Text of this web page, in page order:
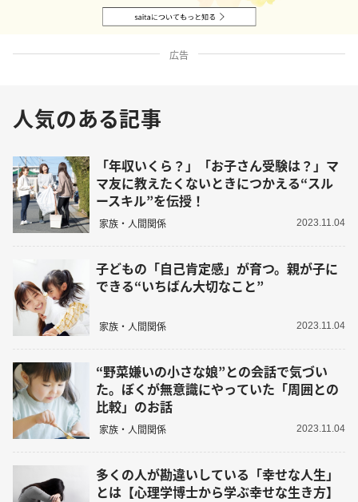
広告
人気のある記事
「年収いくら？」「お子さん受験は？」マ
マ友に教えたくないときにつかえる“スル
ースキル”を伝授！
家族・人間関係 2023.11.04
子どもの「自己肯定感」が育つ。親が子に
できる“いちばん大切なこと”
家族・人間関係 2023.11.04
“野菜嫌いの小さな娘”との会話で気づい
た。ぼくが無意識にやっていた「周囲との
比較」のお話
家族・人間関係 2023.11.04
多くの人が勘違いしている「幸せな人生」
とは【心理学博士から学ぶ幸せな生き方】